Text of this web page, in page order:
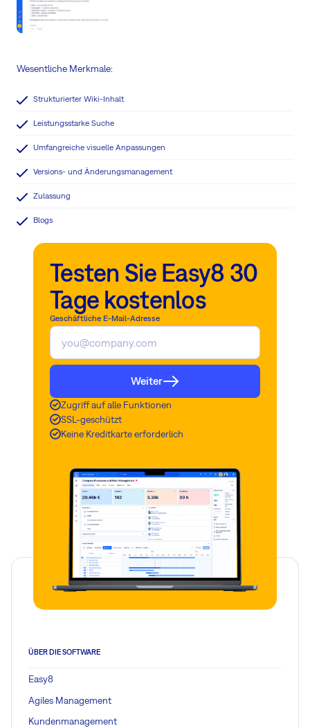
Wesentliche Merkmale:
Strukturierter Wiki-Inhalt
Leistungsstarke Suche
Umfangreiche visuelle Anpassungen
Versions- und Änderungsmanagement
Zulassung
Blogs
Testen Sie Easy8 30
Tage kostenlos
Geschäftliche E-Mail-Adresse
Weiter
Zugriff auf alle Funktionen
SSL-geschützt
Keine Kreditkarte erforderlich
ÜBER DIE SOFTWARE
Easy8
Agiles Management
Kundenmanagement